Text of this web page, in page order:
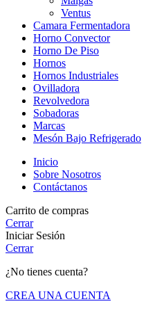
Ventus
Camara Fermentadora
Horno Convector
Horno De Piso
Hornos
Hornos Industriales
Ovilladora
Revolvedora
Sobadoras
Marcas
Mesón Bajo Refrigerado
Inicio
Sobre Nosotros
Contáctanos
Carrito de compras
Cerrar
Iniciar Sesión
Cerrar
¿No tienes cuenta?
CREA UNA CUENTA